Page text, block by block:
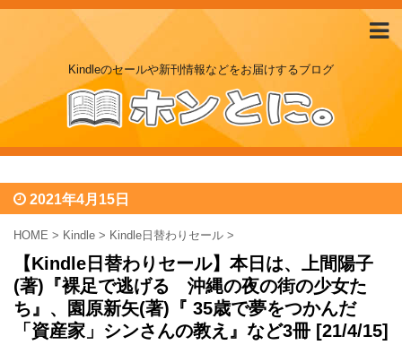
Kindleのセールや新刊情報などをお届けするブログ
2021年4月15日
HOME > Kindle > Kindle日替わりセール >
【Kindle日替わりセール】本日は、上間陽子
(著)『裸足で逃げる 沖縄の夜の街の少女た
ち』、園原新矢(著)『 35歳で夢をつかんだ
「資産家」シンさんの教え』など3冊 [21/4/15]